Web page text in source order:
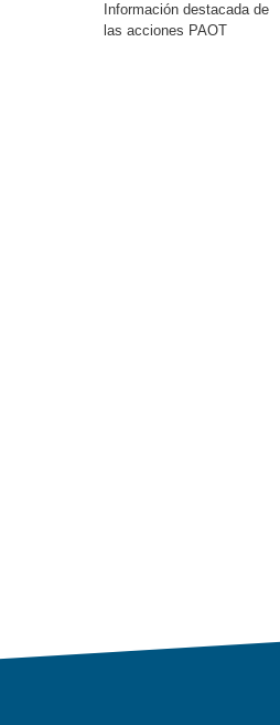
Información destacada de
las acciones PAOT